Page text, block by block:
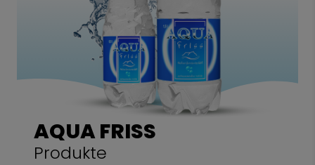
AQUA FRISS
Produkte